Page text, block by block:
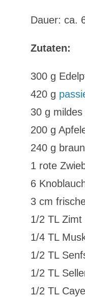
Dauer: ca.
Zutaten:
300 g
420 g
30 g mildes
200 g
240 g
1 rote
6
3 cm
1/2 TL Zimt
1/4 TL
1/2 TL
1/2 TL
1/2 TL